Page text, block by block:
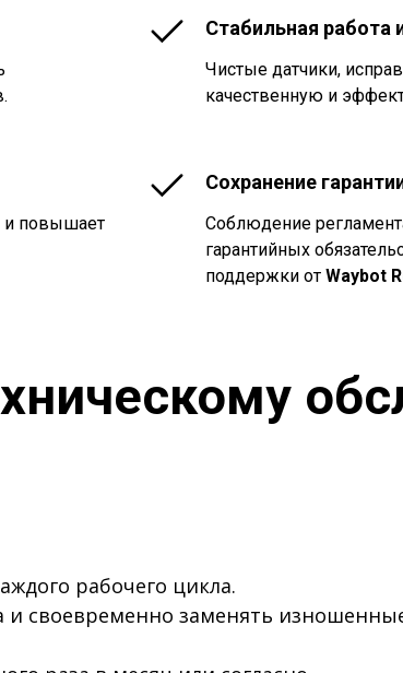
Стабильная работа
Чистые датчики,
качественную и
и повышает
Сохранение
Соблюдение
гарантийных
поддержки от Waybot
рабочего цикла.
и своевременно заменять